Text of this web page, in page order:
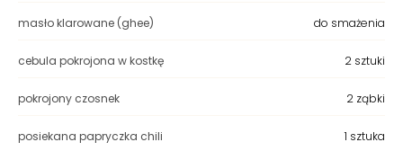
masło klarowane (ghee) do smażenia
cebula pokrojona w kostkę 2 sztuki
pokrojony czosnek 2 ząbki
posiekana papryczka chili 1 sztuka